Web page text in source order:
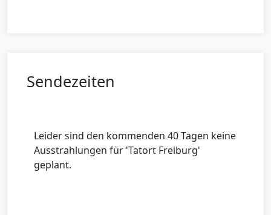
Sendezeiten
Leider sind den kommenden 40 Tagen keine
Ausstrahlungen für 'Tatort Freiburg'
geplant.